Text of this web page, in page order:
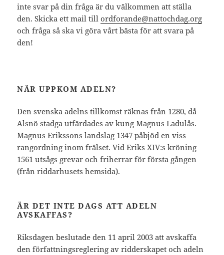
inte svar på din fråga är du välkommen att ställa
den. Skicka ett mail tillordforande@nattochdag.org
och fråga så ska vi göra vårt bästa för att svara på
den!
NÄR UPPKOM ADELN?
Den svenska adelns tillkomst räknas från 1280, då
Alsnö stadga utfärdades av kung Magnus Ladulås.
Magnus Erikssons landslag 1347 påbjöd en viss
rangordning inom frälset. Vid Eriks XIV:s kröning
1561 utsågs grevar och friherrar för första gången
(från riddarhusets hemsida).
ÄR DET INTE DAGS ATT ADELN
AVSKAFFAS?
Riksdagen beslutade den 11 april 2003 att avskaffa
den författningsreglering av ridderskapet och adeln